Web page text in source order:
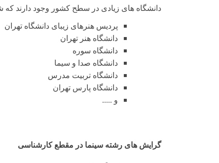
دانشگاه های زیادی در سطح کشور وجود دارند که
پردیس هنرهای زیبای دانشگاه تهران
دانشگاه هنر تهران
دانشگاه سوره
دانشگاه صدا و سیما
دانشگاه تربیت مدرس
دانشگاه پارس تهران
و .....
گرایش های رشته سینما در مقطع کارشناسی